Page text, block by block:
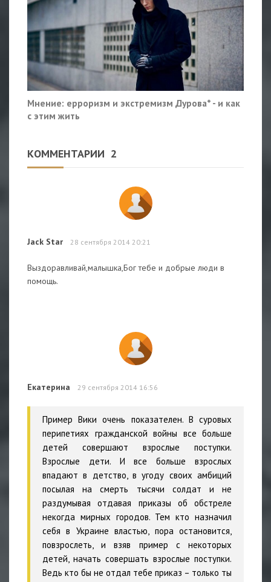
Мнение: ерроризм и экстремизм Дурова* - и как
с этим жить
КОММЕНТАРИИ 2
Jack Star 28 сентября 2014 20:21
Выздоравливай,малышка,Бог тебе и добрые люди в
помощь.
Екатерина 29 сентября 2014 16:56
Пример Вики очень показателен. В суровых
перипетиях гражданской войны все больше
детей совершают взрослые поступки.
Взрослые дети. И все больше взрослых
впадают в детство, в угоду своих амбиций
посылая на смерть тысячи солдат и не
раздумывая отдавая приказы об обстреле
некогда мирных городов. Тем кто назначил
себя в Украине властью, пора остановится,
повзрослеть, и взяв пример с некоторых
детей, начать совершать взрослые поступки.
Ведь кто бы не отдал тебе приказ – только ты